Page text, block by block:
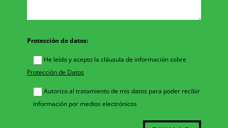
Protección de datos:
He leído y acepto la cláusula de información sobre
Protección de Datos
Autorizo al tratamiento de mis datos para poder recibir
información por medios electrónicos